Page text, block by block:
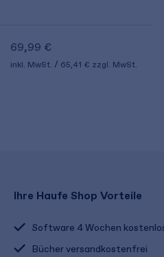
69,99 €
inkl. MwSt. 65,41 € zzgl. MwSt.
Ihre Haufe Shop Vorteile
Software 4 Wochen
Bücher versandkostenfrei